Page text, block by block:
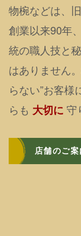
物椀などは、
創業以来90年
統の職人技と
はありません
らない”お客様
らも 大切に 守
店舗のご案